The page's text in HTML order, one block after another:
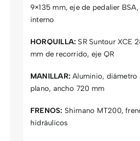
9×135 mm, eje de pedalier
interno
HORQUILLA: SR Suntour XCE
mm de recorrido, eje QR
MANILLAR: Aluminio, diámetro
plano, ancho 720 mm
FRENOS: Shimano MT200,
hidráulicos